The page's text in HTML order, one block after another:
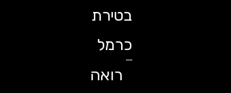
בטירת
כרמל
רואה